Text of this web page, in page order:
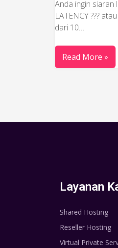
Anda ingin siaran
LATENCY ???
dari 10…
Read More »
Layanan
Shared Hosting
Reseller Hosting
Virtual Private